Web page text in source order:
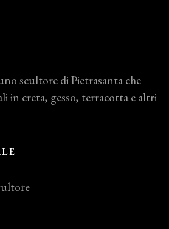
scultore di Pietrasanta che
in creta, gesso, terracotta e altri